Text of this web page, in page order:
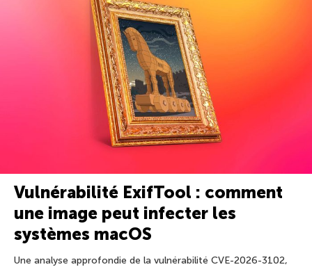
Vulnérabilité ExifTool : comment
une image peut infecter les
systèmes macOS
Une analyse approfondie de la vulnérabilité CVE-2026-3102,